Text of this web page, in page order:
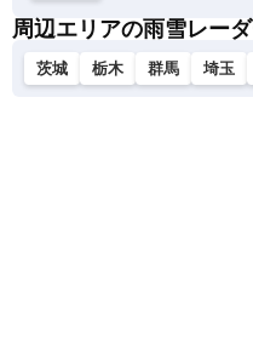
周辺エリアの雨雪レー
茨城 栃木 群馬 埼玉